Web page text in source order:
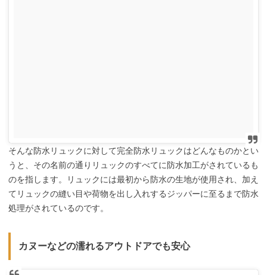
そんな防水リュックに対して完全防水リュックはどんなものかとい
うと、その名前の通りリュックのすべてに防水加工がされているも
のを指します。リュックには最初から防水の生地が使用され、加え
てリュックの縫い目や荷物を出し入れするジッパーに至るまで防水
処理がされているのです。
カヌーなどの濡れるアウトドアでも安心